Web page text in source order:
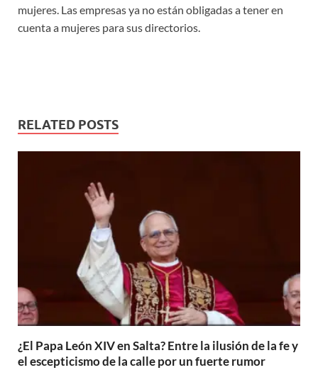
mujeres. Las empresas ya no están obligadas a tener en
cuenta a mujeres para sus directorios.
RELATED POSTS
¿El Papa León XIV en Salta? Entre la ilusión de la fe y
el escepticismo de la calle por un fuerte rumor